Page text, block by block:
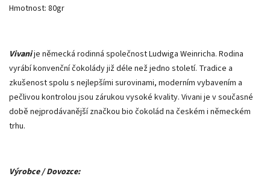
Hmotnost: 80gr
Vivanije německá rodinná společnost Ludwiga Weinricha. Rodina
vyrábí konvenční čokolády již déle než jedno století. Tradice a
zkušenost spolu s nejlepšími surovinami, moderním vybavením a
pečlivou kontrolou jsou zárukou vysoké kvality. Vivani je v současné
době nejprodávanější značkou bio čokolád na českém i německém
trhu.
Výrobce / Dovozce: